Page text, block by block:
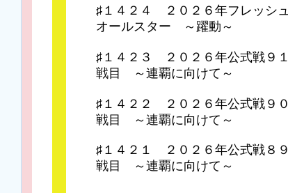
♯１４２４ ２０２６年フレッシュ
オールスター ～躍動～
♯１４２３ ２０２６年公式戦９１
戦目 ～連覇に向けて～
♯１４２２ ２０２６年公式戦９０
戦目 ～連覇に向けて～
♯１４２１ ２０２６年公式戦８９
戦目 ～連覇に向けて～